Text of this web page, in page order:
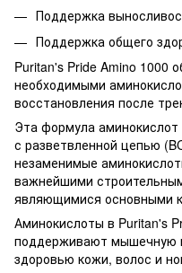
Поддержка
Поддержка общего
Puritan's Pride Amino 1000
необходимыми
восстановления после
Эта формула
с разветвленной цепью
незаменимые
важнейшими
являющимися основными
Аминокислоты в Puritan's
поддерживают мышечную
здоровью кожи, волос и